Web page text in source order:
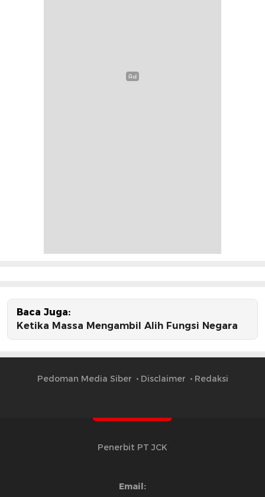
Baca Juga:
Ketika Massa Mengambil Alih Fungsi Negara
Pedoman Media Siber Disclaimer Redaksi
Penerbit PT JCK
Email: